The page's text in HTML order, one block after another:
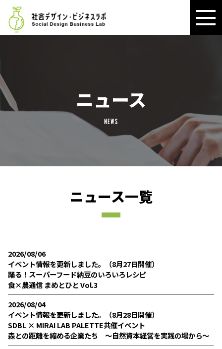
ニュース
NEWS
ニュース一覧
2026/08/06
イベント情報を更新しました。（8月27日開催）
踊る！スーパーフード納豆のいろいろレシピ
食×農通信 まめとひと Vol.3
2026/08/04
イベント情報を更新しました。（8月28日開催）
SDBL × MIRAI LAB PALETTE共催イベント
森との距離を縮める企業たち ～自然資本経営を実践の場から～